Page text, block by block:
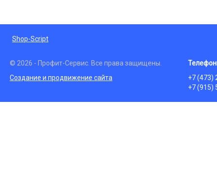
Shop-Script
© 2026 - Профит-Сервис. Все права защищены.
Создание и продвижение сайта
+7 (473)
+7 (915)